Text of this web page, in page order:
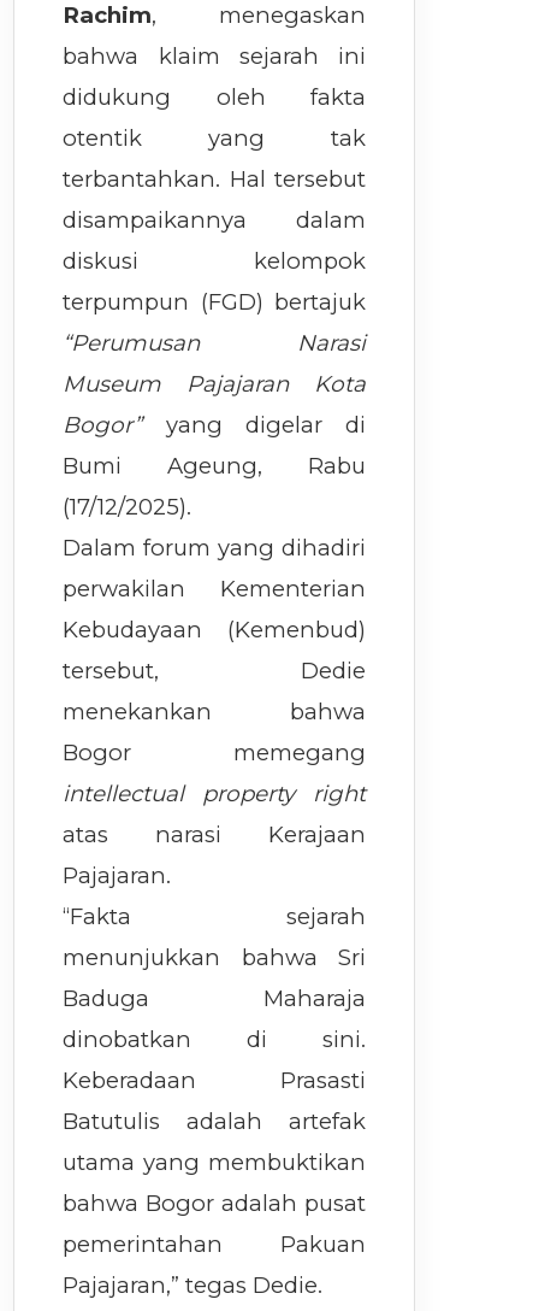
Rachim, menegaskan
bahwa klaim sejarah ini
didukung oleh fakta
otentik yang tak
terbantahkan. Hal tersebut
disampaikannya dalam
diskusi kelompok
terpumpun (FGD) bertajuk
“Perumusan Narasi
Museum Pajajaran Kota
Bogor”yang digelar di
Bumi Ageung, Rabu
(17/12/2025).
Dalam forum yang dihadiri
perwakilan Kementerian
Kebudayaan (Kemenbud)
tersebut, Dedie
menekankan bahwa
Bogor memegang
intellectual property right
atas narasi Kerajaan
Pajajaran.
“Fakta sejarah
menunjukkan bahwa Sri
Baduga Maharaja
dinobatkan di sini.
Keberadaan Prasasti
Batutulis adalah artefak
utama yang membuktikan
bahwa Bogor adalah pusat
pemerintahan Pakuan
Pajajaran,” tegas Dedie.